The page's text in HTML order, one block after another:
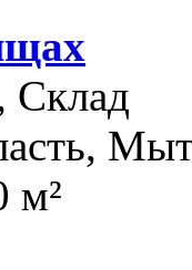
Склад
м²